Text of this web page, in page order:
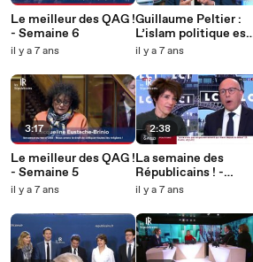
Le meilleur des QAG !
- Semaine 6
il y a 7 ans
3:17
Le meilleur des QAG !
- Semaine 5
il y a 7 ans
Guillaume Peltier :
L’islam politique est
notre adversaire.
il y a 7 ans
2:38
La semaine des
Républicains ! -
Semaine 4
il y a 7 ans